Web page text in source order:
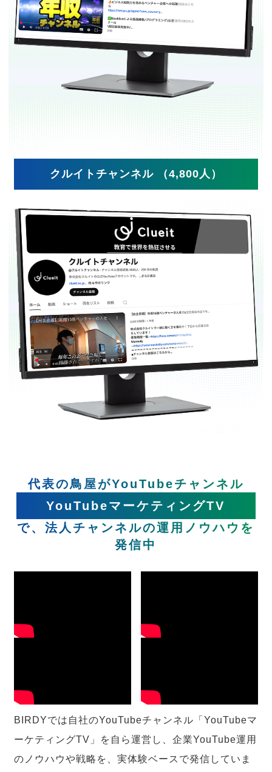
クルイトチャンネル （4,800人）
代表の鳥屋がYouTubeチャンネル
YouTubeマーケティングTV
で、法人チャンネルの運用ノウハウを
発信中
BIRDYでは自社のYouTubeチャンネル「YouTubeマ
ーケティングTV」を自ら運営し、企業YouTube運用
のノウハウや戦略を、実体験ベースで発信していま